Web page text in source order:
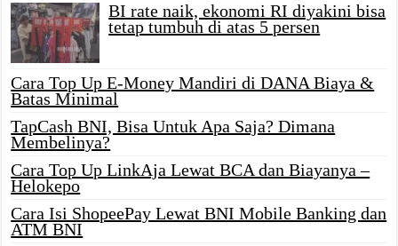
BI rate naik, ekonomi RI diyakini bisa
tetap tumbuh di atas 5 persen
Cara Top Up E-Money Mandiri di DANA Biaya &
Batas Minimal
TapCash BNI, Bisa Untuk Apa Saja? Dimana
Membelinya?
Cara Top Up LinkAja Lewat BCA dan Biayanya –
Helokepo
Cara Isi ShopeePay Lewat BNI Mobile Banking dan
ATM BNI